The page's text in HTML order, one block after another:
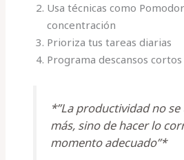
Usa técnicas como
concentración
Prioriza tus tareas diarias
Programa descansos
*”La productividad no
más, sino de hacer lo
momento adecuado”*